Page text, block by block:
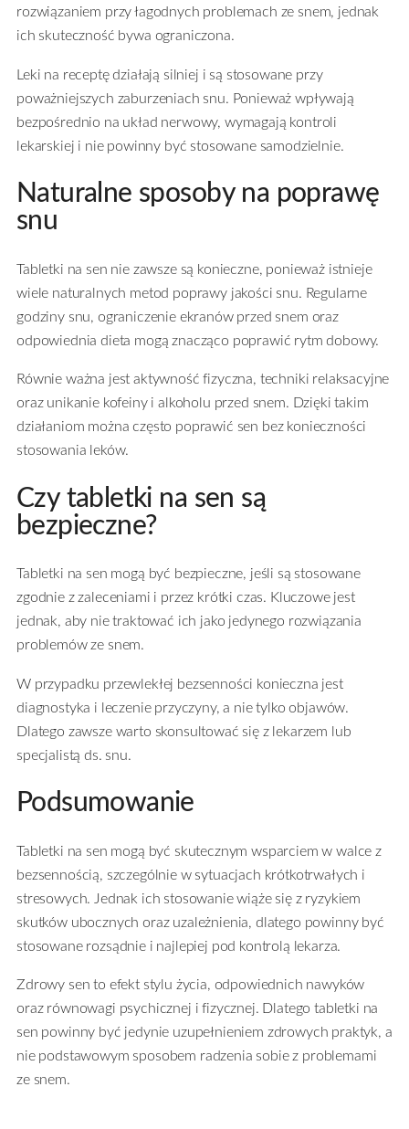
rozwiązaniem przy łagodnych problemach ze snem, jednak
ich skuteczność bywa ograniczona.
Leki na receptę działają silniej i są stosowane przy
poważniejszych zaburzeniach snu. Ponieważ wpływają
bezpośrednio na układ nerwowy, wymagają kontroli
lekarskiej i nie powinny być stosowane samodzielnie.
Naturalne sposoby na poprawę
snu
Tabletki na sen nie zawsze są konieczne, ponieważ istnieje
wiele naturalnych metod poprawy jakości snu. Regularne
godziny snu, ograniczenie ekranów przed snem oraz
odpowiednia dieta mogą znacząco poprawić rytm dobowy.
Równie ważna jest aktywność fizyczna, techniki relaksacyjne
oraz unikanie kofeiny i alkoholu przed snem. Dzięki takim
działaniom można często poprawić sen bez konieczności
stosowania leków.
Czy tabletki na sen są
bezpieczne?
Tabletki na sen mogą być bezpieczne, jeśli są stosowane
zgodnie z zaleceniami i przez krótki czas. Kluczowe jest
jednak, aby nie traktować ich jako jedynego rozwiązania
problemów ze snem.
W przypadku przewlekłej bezsenności konieczna jest
diagnostyka i leczenie przyczyny, a nie tylko objawów.
Dlatego zawsze warto skonsultować się z lekarzem lub
specjalistą ds. snu.
Podsumowanie
Tabletki na sen mogą być skutecznym wsparciem w walce z
bezsennością, szczególnie w sytuacjach krótkotrwałych i
stresowych. Jednak ich stosowanie wiąże się z ryzykiem
skutków ubocznych oraz uzależnienia, dlatego powinny być
stosowane rozsądnie i najlepiej pod kontrolą lekarza.
Zdrowy sen to efekt stylu życia, odpowiednich nawyków
oraz równowagi psychicznej i fizycznej. Dlatego tabletki na
sen powinny być jedynie uzupełnieniem zdrowych praktyk, a
nie podstawowym sposobem radzenia sobie z problemami
ze snem.